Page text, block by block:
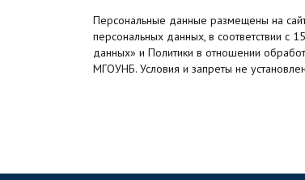
Персональные данные размещены на
персональных данных, в соответствии с
данных» и Политики в отношении
МГОУНБ. Условия и запреты не